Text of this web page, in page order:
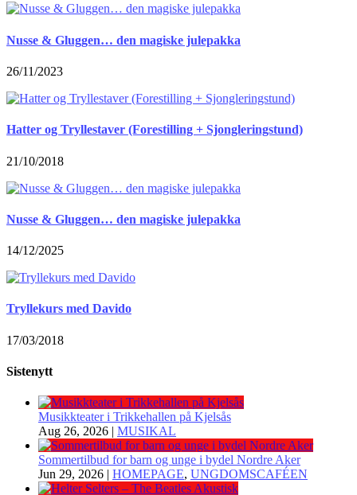
Nusse & Gluggen… den magiske julepakka
26/11/2023
Hatter og Tryllestaver (Forestilling + Sjongleringstund)
21/10/2018
Nusse & Gluggen… den magiske julepakka
14/12/2025
Tryllekurs med Davido
17/03/2018
Sistenytt
Musikkteater i Trikkehallen på Kjelsås
Aug 26, 2026 | MUSIKAL
Sommertilbud for barn og unge i bydel Nordre Aker
Jun 29, 2026 | HOMEPAGE, UNGDOMSCAFÉEN